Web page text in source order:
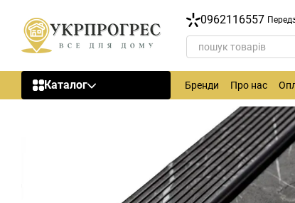
0962116557
Каталог Бренди Про нас